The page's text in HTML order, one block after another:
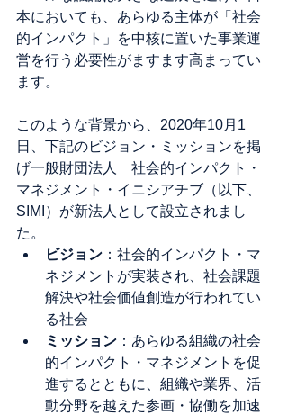
本においても、あらゆる主体が「社会
的インパクト」を中核に置いた事業運
営を行う必要性がますます高まってい
ます。
このような背景から、2020年10月1
日、下記のビジョン・ミッションを掲
げ一般財団法人　社会的インパクト・
マネジメント・イニシアチブ（以下、
SIMI）が新法人として設立されまし
た。
ビジョン ：社会的インパクト・マ
ネジメントが実装され、社会課題
解決や社会価値創造が行われてい
る社会
ミッション ：あらゆる組織の社会
的インパクト・マネジメントを促
進するとともに、組織や業界、活
動分野を越えた参画・協働を加速